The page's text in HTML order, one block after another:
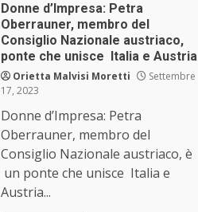
Donne d’Impresa: Petra
Oberrauner, membro del
Consiglio Nazionale austriaco,
ponte che unisce Italia e Austria
Orietta Malvisi Moretti
Settembre
17, 2023
Donne d’Impresa: Petra
Oberrauner, membro del
Consiglio Nazionale austriaco, è
un ponte che unisce Italia e
Austria...